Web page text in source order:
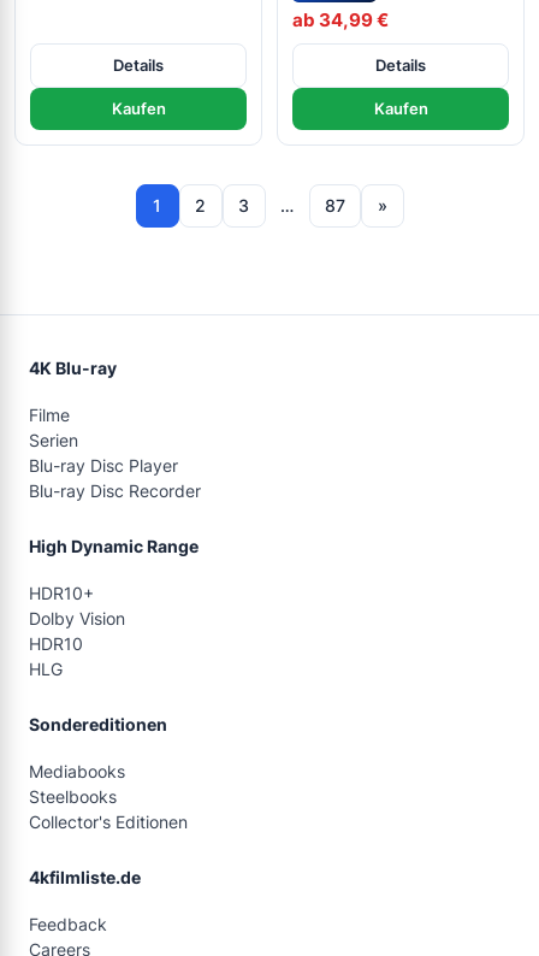
Details
Kaufen
ab 34,99 €
Details
Kaufen
1 2 3 … 87 »
4K Blu-ray
Filme
Serien
Blu-ray Disc Player
Blu-ray Disc Recorder
High Dynamic Range
HDR10+
Dolby Vision
HDR10
HLG
Sondereditionen
Mediabooks
Steelbooks
Collector's Editionen
4kfilmliste.de
Feedback
Careers